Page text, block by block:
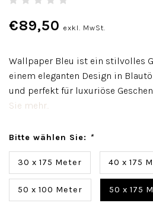
€89,50 exkl. MwSt.
Wallpaper Bleu ist ein stilvolles
einem eleganten Design in
und perfekt für luxuriöse
Sie mehr..
Bitte wählen Sie: *
30 x 175 Meter 40 x 175
50 x 100 Meter 50 x 175